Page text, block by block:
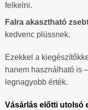
felkelni.
Falra akasztható
kedvenc plüssnek.
Ezekkel a
hanem használható is
legnagyobb érték.
Vásárlás előtti utolsó